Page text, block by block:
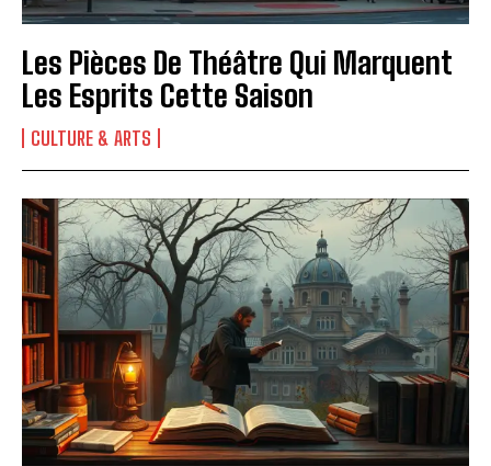
Les Pièces De Théâtre Qui Marquent
Les Esprits Cette Saison
CULTURE & ARTS